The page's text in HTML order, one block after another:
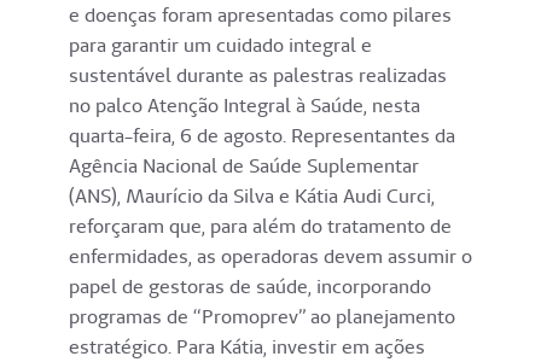
e doenças foram apresentadas como pilares
para garantir um cuidado integral e
sustentável durante as palestras realizadas
no palco Atenção Integral à Saúde, nesta
quarta-feira, 6 de agosto. Representantes da
Agência Nacional de Saúde Suplementar
(ANS), Maurício da Silva e Kátia Audi Curci,
reforçaram que, para além do tratamento de
enfermidades, as operadoras devem assumir o
papel de gestoras de saúde, incorporando
programas de “Promoprev” ao planejamento
estratégico. Para Kátia, investir em ações